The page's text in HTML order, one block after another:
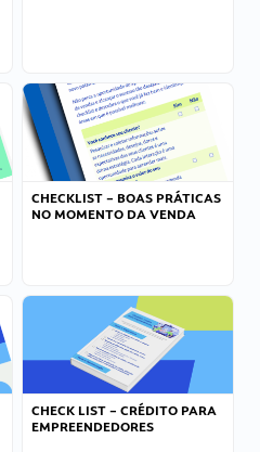
CHECKLIST – BOAS PRÁTICAS
NO MOMENTO DA VENDA
CHECK LIST – CRÉDITO PARA
EMPREENDEDORES